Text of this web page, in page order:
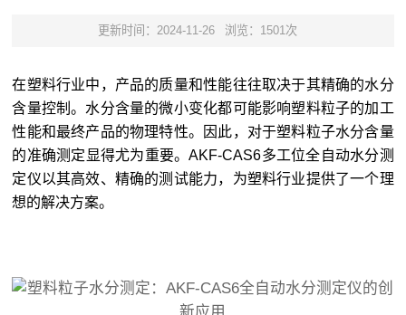
更新时间：2024-11-26 浏览：1501次
在塑料行业中，产品的质量和性能往往取决于其精确的水分
含量控制。水分含量的微小变化都可能影响塑料粒子的加工
性能和最终产品的物理特性。因此，对于塑料粒子水分含量
的准确测定显得尤为重要。AKF-CAS6多工位全自动水分测
定仪以其高效、精确的测试能力，为塑料行业提供了一个理
想的解决方案。